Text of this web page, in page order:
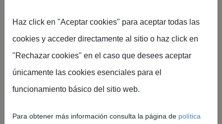
expositoras y más de 2.000 m² de oferta turística
Feria de Zaragoza
20ª edición con 80
Haz click en "Aceptar cookies" para aceptar todas las
cookies y acceder directamente al sitio o haz click en
"Rechazar cookies" en el caso que desees aceptar
únicamente las cookies esenciales para el
funcionamiento básico del sitio web.
Para obtener más información consulta la página de política